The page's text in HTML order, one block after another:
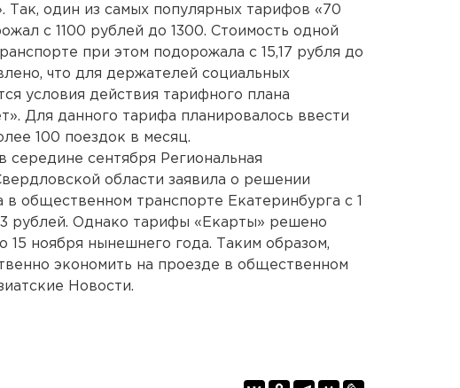
Так, один из самых популярных тарифов «70
с 1100 рублей до 1300. Стоимость одной
при этом подорожала с 15,17 рубля до
что для держателей социальных
условия действия тарифного плана
Для данного тарифа планировалось ввести
100 поездок в месяц.
середине сентября Региональная
области заявила о решении
в общественном транспорте Екатеринбурга с 1
рублей. Однако тарифы «Екарты» решено
15 ноября нынешнего года. Таким образом,
экономить на проезде в общественном
Новости.